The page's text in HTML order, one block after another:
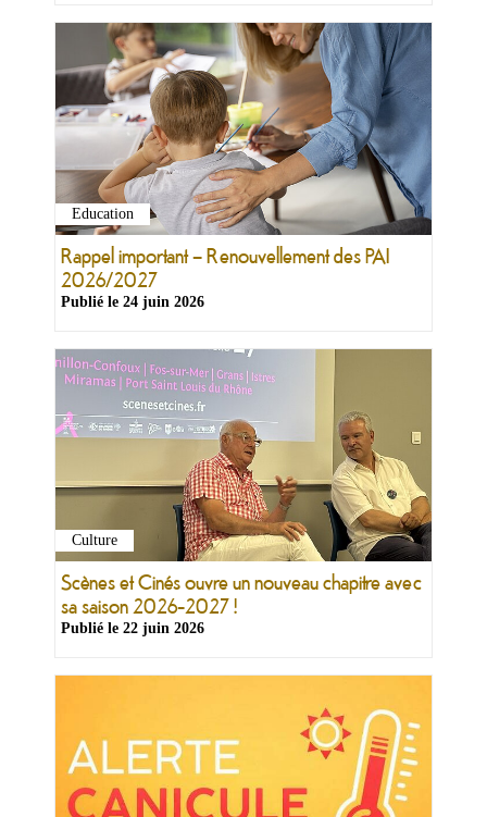
Education
Rappel important – Renouvellement des PAI
2026/2027
Publié le 24 juin 2026
Culture
Scènes et Cinés ouvre un nouveau chapitre avec
sa saison 2026-2027 !
Publié le 22 juin 2026